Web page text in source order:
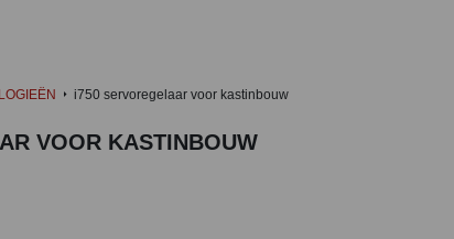
i750 servoregelaar voor kastinbouw
VOOR KASTINBOUW